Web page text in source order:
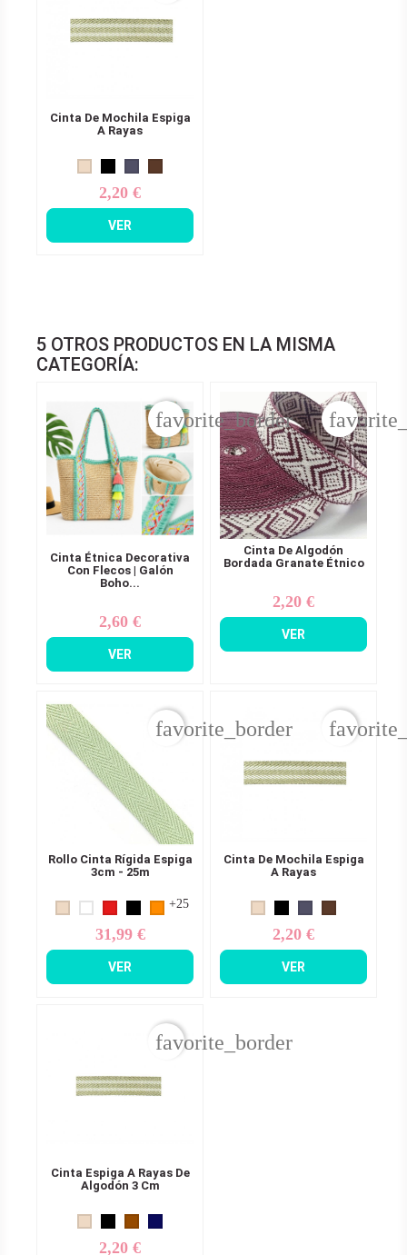
Cinta De Mochila Espiga
A Rayas
Precio
2,20 €
VER
5 OTROS PRODUCTOS EN LA MISMA
CATEGORÍA:
Cinta Étnica Decorativa
Con Flecos | Galón
Boho...
Precio
2,60 €
VER
favorite_border
Cinta De Algodón
Bordada Granate Étnico
Precio
2,20 €
VER
Rollo Cinta Rígida Espiga
3cm - 25m
+25
Precio
31,99 €
VER
favorite_border
Cinta De Mochila Espiga
A Rayas
Precio
2,20 €
VER
Cinta Espiga A Rayas De
Algodón 3 Cm
Precio
2,20 €
favorite_border